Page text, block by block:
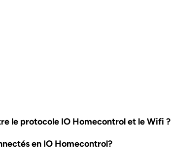
le protocole IO Homecontrol et le Wifi ?
en IO Homecontrol?